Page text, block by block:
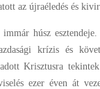
az újraéledés és
húsz
krízis és
Krisztusra
ezer éven át